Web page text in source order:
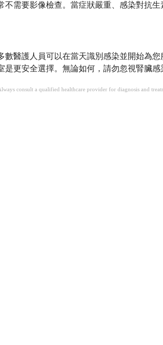
需要影像檢查。當症狀嚴重、感染對抗
醫護人員可以在當天識別感染並開始為
更安全選擇。無論如何，請勿忽視腎臟感
consult a qualified healthcare provider for diagnosis and